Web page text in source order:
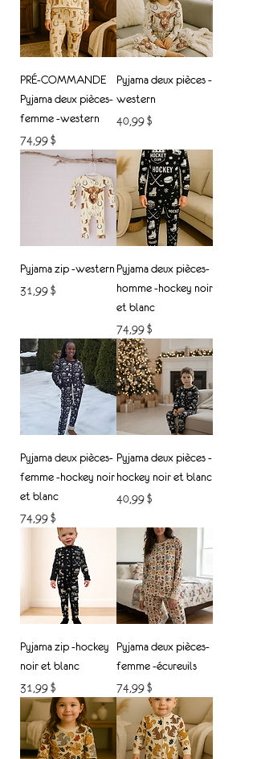
PRÉ-COMMANDE
Pyjama deux pièces-
femme -western
Prix
74,99 $
Pyjama deux pièces -
western
Prix
40,99 $
Pyjama zip -western
Prix
31,99 $
Pyjama deux pièces-
homme -hockey noir
et blanc
Prix
74,99 $
Pyjama deux pièces-
femme -hockey noir
et blanc
Prix
74,99 $
Pyjama deux pièces -
hockey noir et blanc
Prix
40,99 $
Pyjama zip -hockey
noir et blanc
Prix
31,99 $
Pyjama deux pièces-
femme -écureuils
Prix
74,99 $